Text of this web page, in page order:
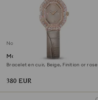
Nouveau
Montre Matrix octagon
Bracelet en cuir, Beige, Finition or rose
380 EUR